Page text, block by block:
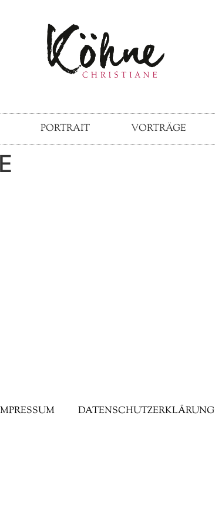
PORTRAIT VORTRÄGE
DATENSCHUTZERKLÄRUNG